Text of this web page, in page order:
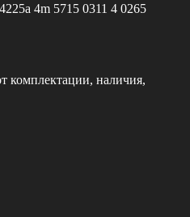
4m 5715 0311 4 0265
комплектации, наличия,